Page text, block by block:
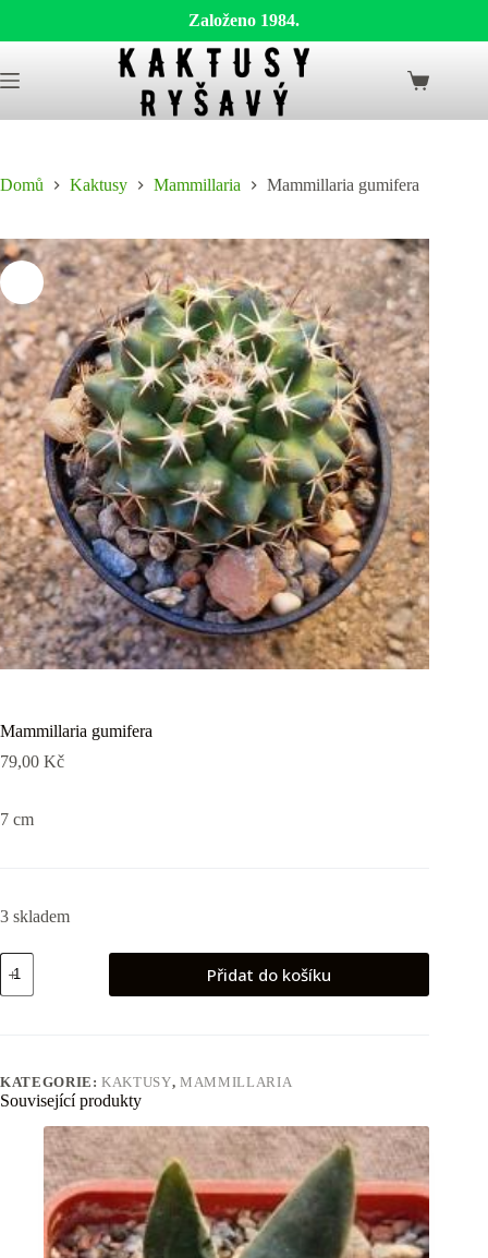
Založeno 1984.
to
content
Shopping
Domů Kaktusy Mammillaria Mammillaria gumifera
Mammillaria gumifera
79,00 Kč
7 cm
3 skladem
Mammillaria
gumifera
množství
Přidat do košíku
KATEGORIE:KAKTUSY,MAMMILLARIA
Související produkty